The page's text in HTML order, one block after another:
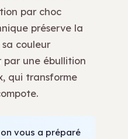
par choc
préserve la
couleur
par une ébullition
qui transforme
on vous a préparé